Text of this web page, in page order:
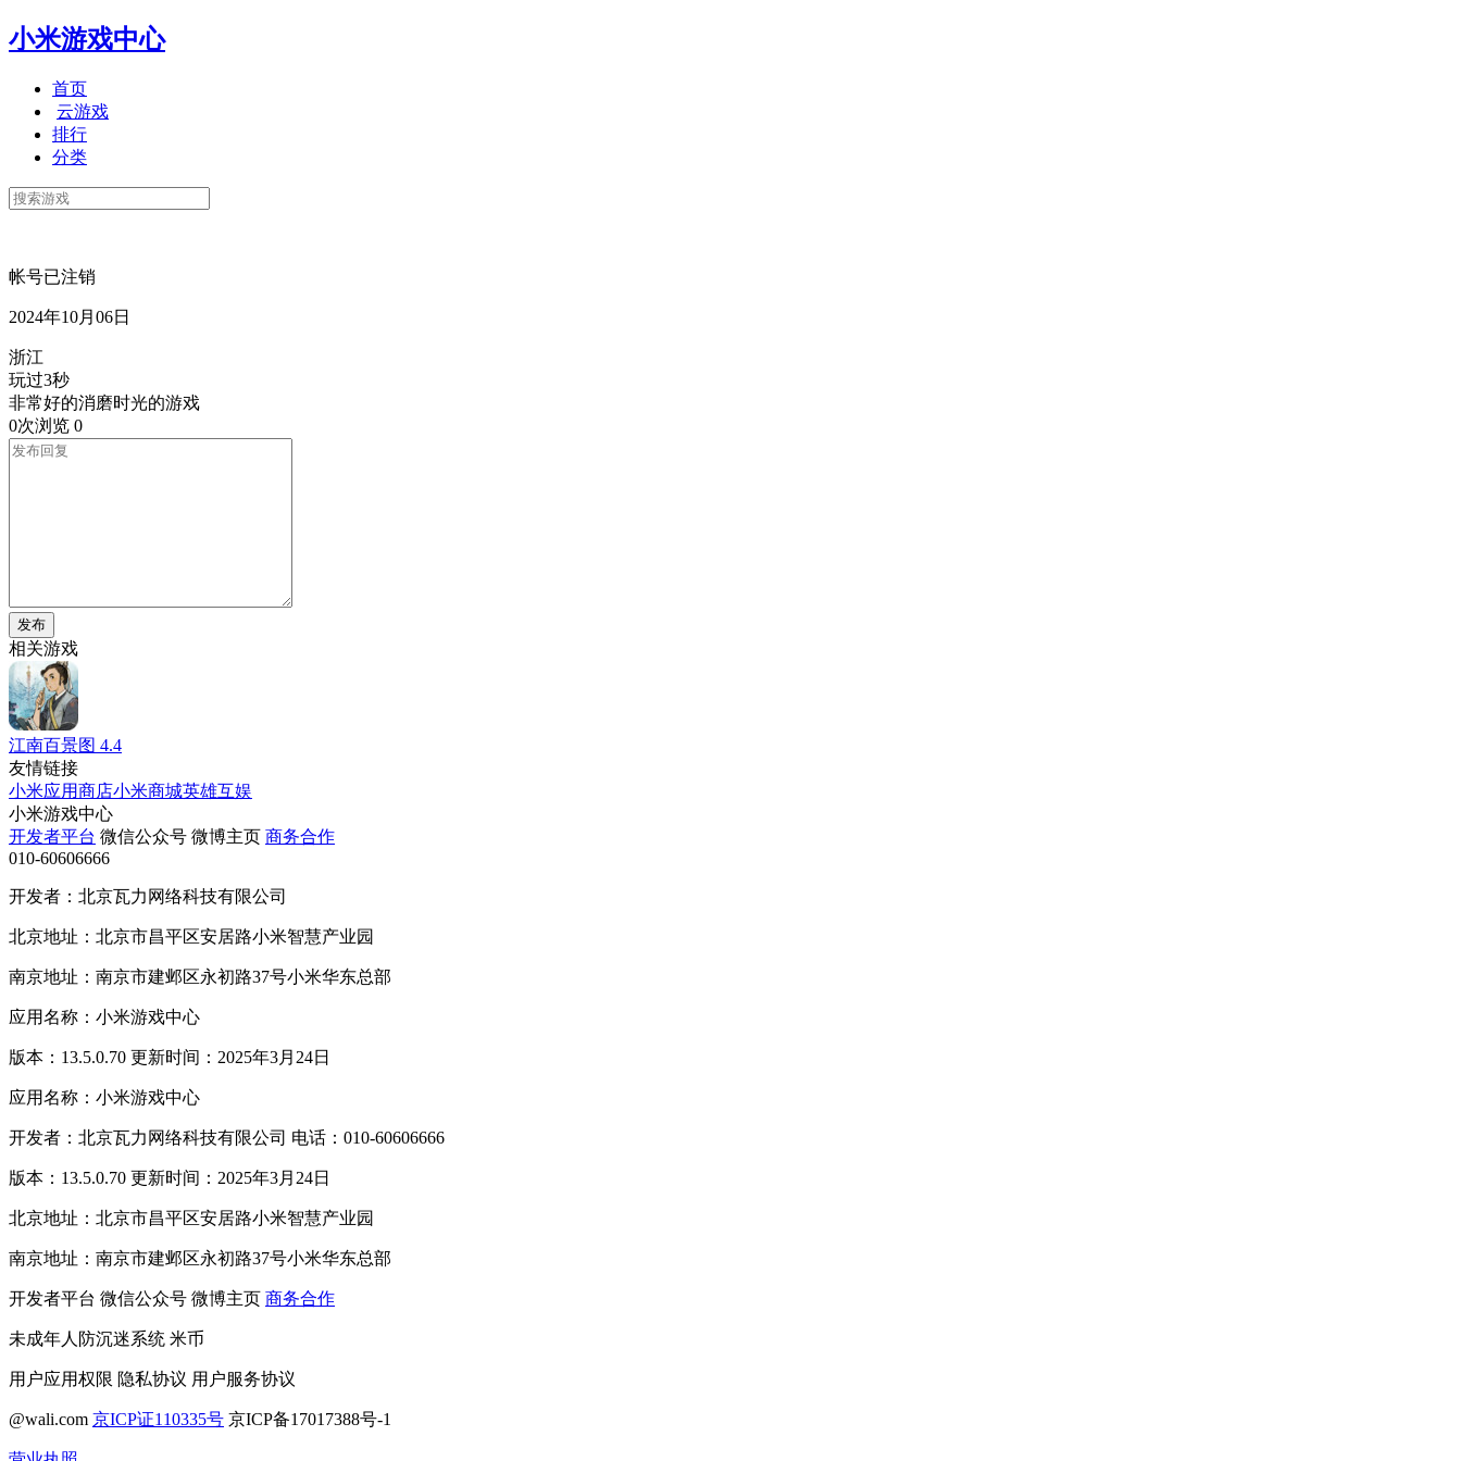
小米游戏中心
首页
云游戏
排行
分类
帐号已注销
2024年10月06日
浙江
玩过3秒
非常好的消磨时光的游戏
0次浏览 0
发布
相关游戏
江南百景图 4.4
友情链接
小米应用商店小米商城英雄互娱
小米游戏中心
开发者平台 微信公众号 微博主页 商务合作
010-60606666
开发者：北京瓦力网络科技有限公司
北京地址：北京市昌平区安居路小米智慧产业园
南京地址：南京市建邺区永初路37号小米华东总部
应用名称：小米游戏中心
版本：13.5.0.70 更新时间：2025年3月24日
应用名称：小米游戏中心
开发者：北京瓦力网络科技有限公司 电话：010-60606666
版本：13.5.0.70 更新时间：2025年3月24日
北京地址：北京市昌平区安居路小米智慧产业园
南京地址：南京市建邺区永初路37号小米华东总部
开发者平台 微信公众号 微博主页 商务合作
未成年人防沉迷系统 米币
用户应用权限 隐私协议 用户服务协议
@wali.com 京ICP证110335号 京ICP备17017388号-1